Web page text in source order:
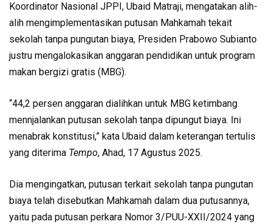
Koordinator Nasional JPPI, Ubaid Matraji, mengatakan alih-
alih mengimplementasikan putusan Mahkamah tekait
sekolah tanpa pungutan biaya, Presiden Prabowo Subianto
justru mengalokasikan anggaran pendidikan untuk program
makan bergizi gratis (MBG).
“44,2 persen anggaran dialihkan untuk MBG ketimbang
mennjalankan putusan sekolah tanpa dipungut biaya. Ini
menabrak konstitusi,” kata Ubaid dalam keterangan tertulis
yang diterima Tempo, Ahad, 17 Agustus 2025.
Dia mengingatkan, putusan terkait sekolah tanpa pungutan
biaya telah disebutkan Mahkamah dalam dua putusannya,
yaitu pada putusan perkara Nomor 3/PUU-XXII/2024 yang